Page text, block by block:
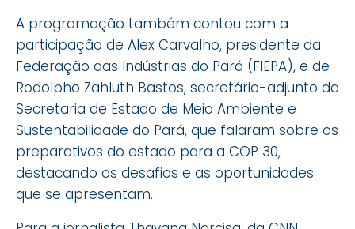
A programação também contou com a
participação de Alex Carvalho, presidente da
Federação das Indústrias do Pará (FIEPA), e de
Rodolpho Zahluth Bastos, secretário-adjunto da
Secretaria de Estado de Meio Ambiente e
Sustentabilidade do Pará, que falaram sobre os
preparativos do estado para a COP 30,
destacando os desafios e as oportunidades
que se apresentam.